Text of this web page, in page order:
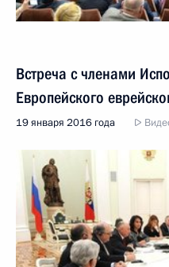
Встреча с членами
Европейского
19 января 2016 года